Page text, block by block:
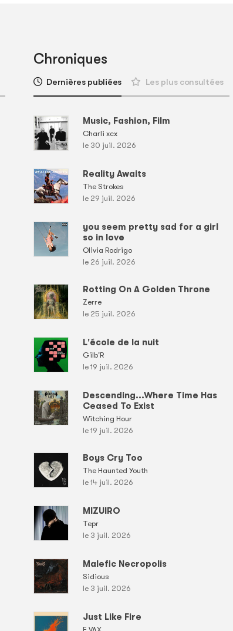
Chroniques
Dernières publiées Les plus consultées
Music, Fashion, Film
Charli xcx
le 30 juil. 2026
Reality Awaits
The Strokes
le 29 juil. 2026
you seem pretty sad for a girl
so in love
Olivia Rodrigo
le 26 juil. 2026
Rotting On A Golden Throne
Zerre
le 25 juil. 2026
L'école de la nuit
Gilb'R
le 19 juil. 2026
Descending...Where Time Has
Ceased To Exist
Witching Hour
le 19 juil. 2026
Boys Cry Too
The Haunted Youth
le 14 juil. 2026
MIZUIRO
Tepr
le 3 juil. 2026
Malefic Necropolis
Sidious
le 3 juil. 2026
Just Like Fire